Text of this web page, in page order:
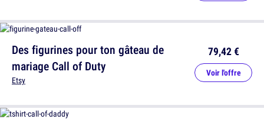
Des figurines pour ton gâteau de
mariage Call of Duty
Etsy
79,42 €
Voir l'offre